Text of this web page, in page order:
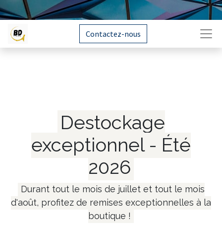
Contactez-nous
Destockage
exceptionnel - Été
2026
Durant tout le mois de juillet et tout le mois
d'août, profitez de remises exceptionnelles à la
boutique !